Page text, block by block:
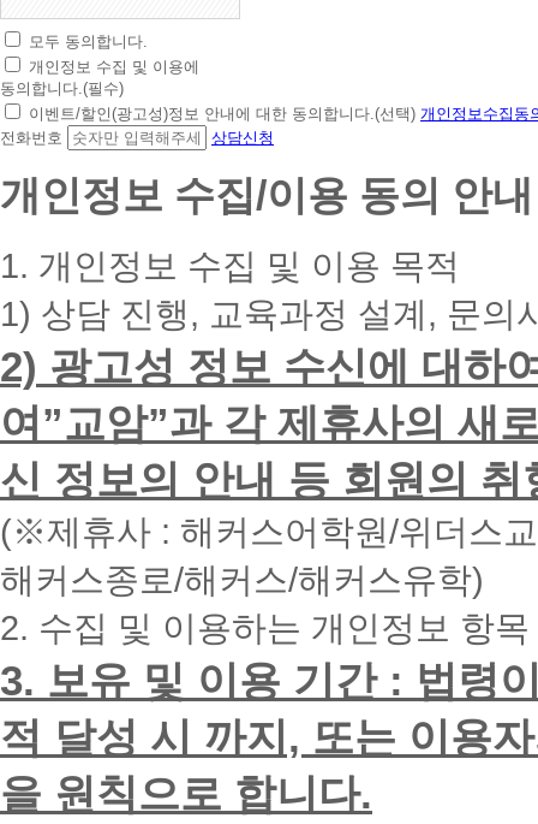
초
간
편
상
담
청
대
폰
입
력
시
면
빠
른
간
내
에
화
드
리
겠
습
니
다.
모두 동의합니다.
개인정보 수집 및 이용에
동의합니다.(필수)
이벤트/할인(광고성)정보 안내에 대한 동의합니다.(선택) 개인정보수집동
전화번호
상담신청
개인정보 수집/이용 동의 안내
1. 개인정보 수집 및 이용 목적
1) 상담 진행, 교육과정 설계, 문의
2) 광고성 정보 수신에 대하
여”교암”과 각 제휴사의 새
신 정보의 안내 등 회원의
(※제휴사 : 해커스어학원/위더스
해커스종로/해커스/해커스유학)
2. 수집 및 이용하는 개인정보 항
3. 보유 및 이용 기간 : 법령
적 달성 시 까지, 또는 이용
을 원칙으로 합니다.